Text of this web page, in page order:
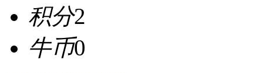
积分2
牛币0